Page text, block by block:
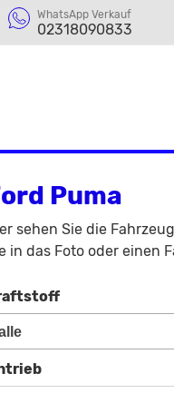
WhatsApp Verkauf
02318090833
Puma
sehen Sie die
in das Foto oder einen